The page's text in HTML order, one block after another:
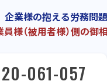
企業様の抱える労務問
員様（被用者様）側の御
061-057